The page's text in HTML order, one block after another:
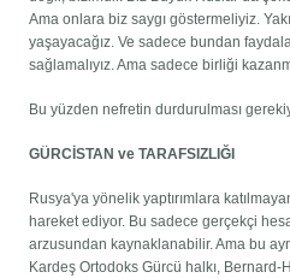
Ama onlara biz saygı göstermeliyiz.
yaşayacağız. Ve sadece bundan
sağlamalıyız. Ama sadece birliği
Bu yüzden nefretin durdurulması
GÜRCİSTAN ve TARAFSIZLIĞI
Rusya'ya yönelik yaptırımlara
hareket ediyor. Bu sadece gerçekçi
arzusundan kaynaklanabilir. Ama bu
Kardeş Ortodoks Gürcü halkı,